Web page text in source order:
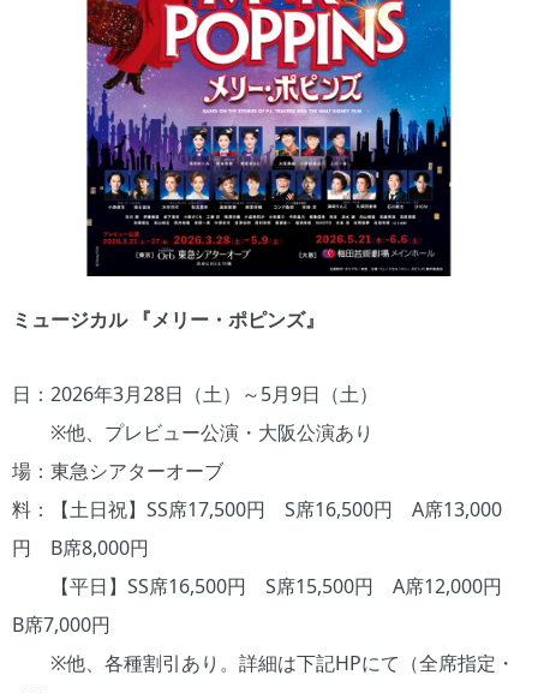
ミュージカル 『メリー・ポピンズ』
日：2026年3月28日（土）～5月9日（土）
※他、プレビュー公演・大阪公演あり
場：東急シアターオーブ
料：【土日祝】SS席17,500円 S席16,500円 A席13,000
円 B席8,000円
【平日】SS席16,500円 S席15,500円 A席12,000円
B席7,000円
※他、各種割引あり。詳細は下記HPにて（全席指定・